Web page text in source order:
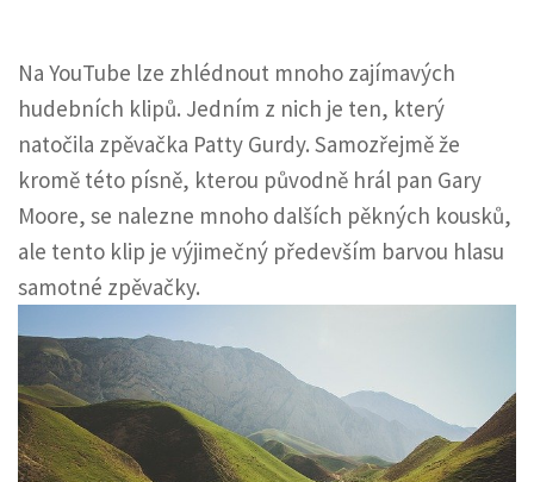
Na YouTube lze zhlédnout mnoho zajímavých
hudebních klipů. Jedním z nich je ten, který
natočila zpěvačka Patty Gurdy. Samozřejmě že
kromě této písně, kterou původně hrál pan Gary
Moore, se nalezne mnoho dalších pěkných kousků,
ale tento klip je výjimečný především barvou hlasu
samotné zpěvačky.